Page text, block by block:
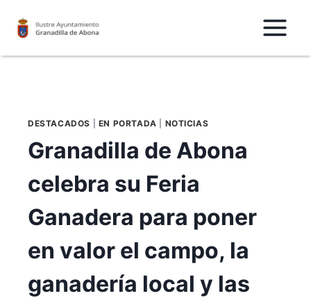
DESTACADOS EN PORTADA NOTICIAS
Granadilla de Abona
celebra su Feria
Ganadera para poner
en valor el campo, la
ganadería local y las